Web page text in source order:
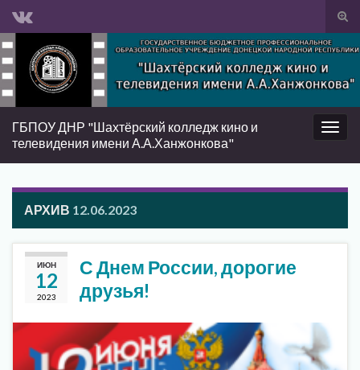
Вкл/
Search for:
Вкл/
ГБПОУ ДНР "Шахтёрский колледж кино и
телевидения имени А.А.Ханжонкова"
АРХИВ 12.06.2023
ИЮН
12
2023
С Днем России, дорогие
друзья!